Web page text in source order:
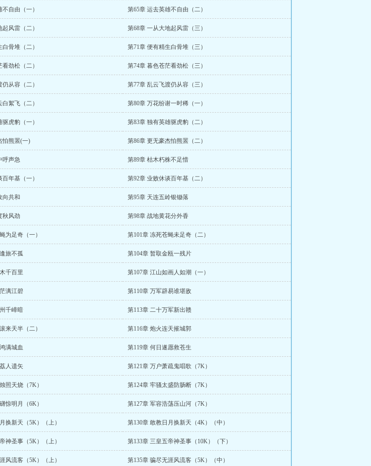
自由（一） 第65章 运去英雄不自由（二）
风雷（二） 第68章 一从大地起风雷（三）
骨堆（二） 第71章 便有精生白骨堆（三）
劲松（二） 第74章 暮色苍茫看劲松（三）
从容（二） 第77章 乱云飞渡仍从容（三）
絮飞（二） 第80章 万花纷谢一时稀（一）
虎豹（一） 第83章 独有英雄驱虎豹（二）
怕熊罴(一) 第86章 更无豪杰怕熊罴（二）
呼声急 第89章 枯木朽株不足惜
年基（一） 第92章 业败休谈百年基（二）
向共和 第95章 天连五岭银锄落
秋风劲 第98章 战地黄花分外香
为足奇（一） 第101章 冻死苍蝇未足奇（二）
旅不孤 第104章 暂取金瓯一残片
千百里 第107章 江山如画人如潮（一）
漓江碧 第110章 万军辟易谁堪敌
千嶂暗 第113章 二十万军新出赣
来天半（二） 第116章 炮火连天摧城郭
满城血 第119章 何日遂愿救苍生
人遗矢 第121章 万户萧疏鬼唱歌（7K）
照天烧（7K） 第124章 牢骚太盛防肠断（7K）
惊明月（6K） 第127章 军容浩荡压山河（7K）
换新天（5K）（上） 第130章 敢教日月换新天（4K）（中）
神圣事（5K）（上） 第133章 三皇五帝神圣事（10K）（下）
风流客（5K）（上） 第135章 骗尽无涯风流客（5K）（中）